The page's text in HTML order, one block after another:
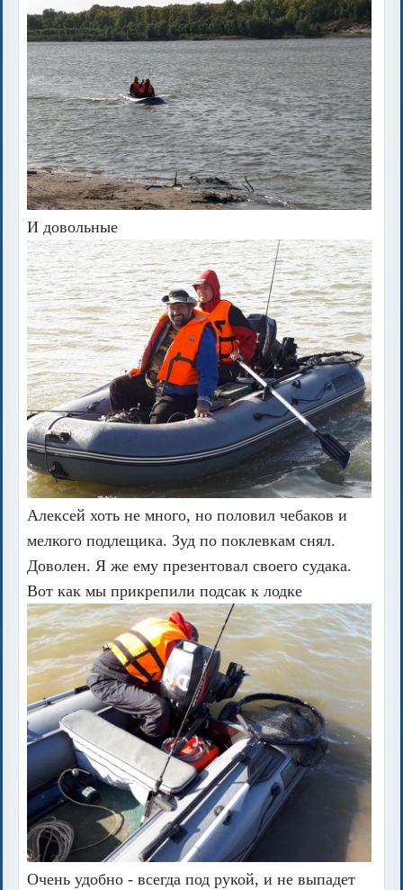
И довольные
Алексей хоть не много, но половил чебаков и
мелкого подлещика. Зуд по поклевкам снял.
Доволен. Я же ему презентовал своего судака.
Вот как мы прикрепили подсак к лодке
Очень удобно - всегда под рукой, и не выпадет